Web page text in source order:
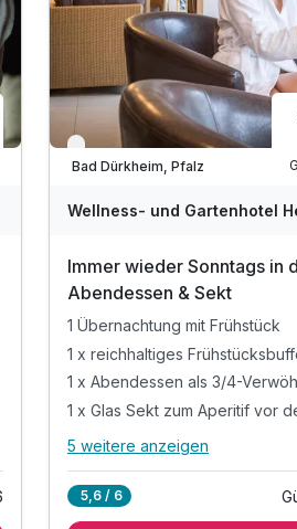
Verfügbar bis Dezember
Bad Dürkheim, Pfalz
Wellness- und Gartenhotel
Immer wieder Sonntags in
Abendessen & Sekt
1 Übernachtung mit Frühstück
1 x reichhaltiges
1 x Glas Sekt zum Aperitif vor
Alle Inklusivleistungen
5 weitere anzeigen
5,6 / 6